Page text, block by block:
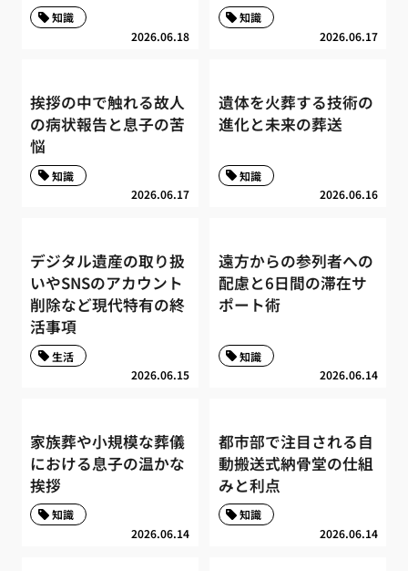
2026.06.18
知識
2026.06.17
知識
挨拶の中で触れる故人
の病状報告と息子の苦
悩
2026.06.17
知識
遺体を火葬する技術の
進化と未来の葬送
2026.06.16
知識
デジタル遺産の取り扱
いやSNSのアカウント
削除など現代特有の終
活事項
2026.06.15
生活
遠方からの参列者への
配慮と6日間の滞在サ
ポート術
2026.06.14
知識
家族葬や小規模な葬儀
における息子の温かな
挨拶
2026.06.14
知識
都市部で注目される自
動搬送式納骨堂の仕組
みと利点
2026.06.14
知識